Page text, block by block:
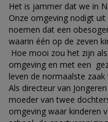
Het is jammer dat we in
Onze omgeving nodigt
noemen dat een
waarin één op de zeven
Hoe mooi zou het zijn
omgeving en met een
leven de normaalste zaak
Als directeur van
moeder van twee
omgeving waar kinderen